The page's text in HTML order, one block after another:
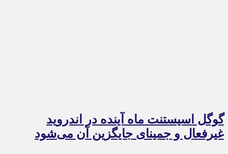
گوگل اسیستنت ماه آینده در اندروید
غیرفعال و جمینای جایگزین آن می‌شود